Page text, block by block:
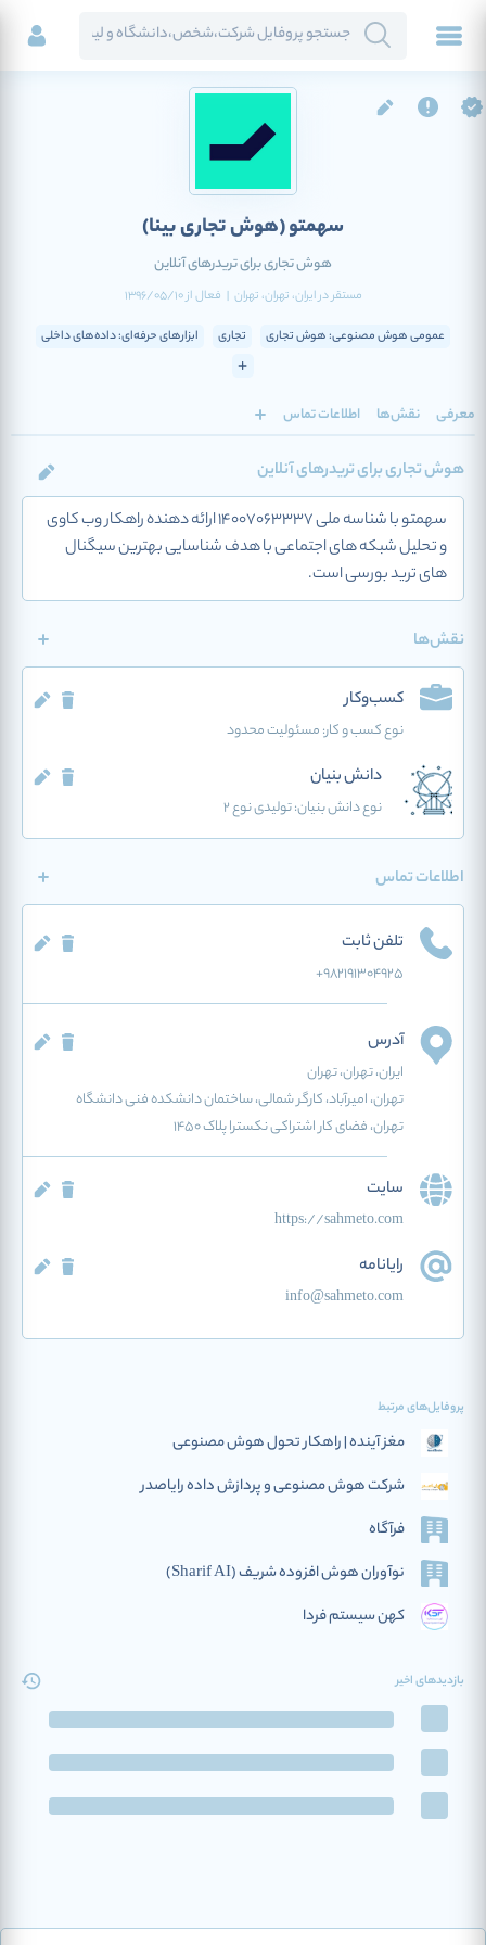
سهمتو(هوش تجاری بینا)
هوش تجاری برای تریدرهای آنلاین
مستقر درایران، تهران، تهران | فعالاز1396/05/10
عمومی هوش مصنوعی: هوش تجاری تجاری ابزارهای حرفه‌ای: داده‌های داخلی
معرفی نقش‌ها اطلاعات تماس
هوش تجاری برای تریدرهای آنلاین
سهمتو با شناسه ملی 14007063337 ارائه دهنده راهکار وب کاوی
و تحلیل شبکه های اجتماعی با هدف شناسایی بهترین سیگنال
های ترید بورسی است.
نقش‌ها
کسب‌وکار
نوع کسب و کار:مسئولیت محدود
دانش بنیان
نوع دانش بنیان: تولیدی نوع 2
اطلاعات تماس
تلفن ثابت
+982191304925
آدرس
ایران، تهران، تهران
تهران، امیرآباد، کارگر شمالی، ساختمان دانشکده فنی دانشگاه
تهران، فضای کار اشتراکی نکسترا پلاک 1450
سایت
https://sahmeto.com
رایانامه
info@sahmeto.com
پروفایل‌های مرتبط
مغز آینده | راهکار تحول هوش مصنوعی
شرکت هوش مصنوعی و پردازش داده رایاصدر
فرآگاه
نوآوران هوش افزوده‌ شریف (Sharif AI)
کهن سیستم فردا
بازدیدهای اخیر